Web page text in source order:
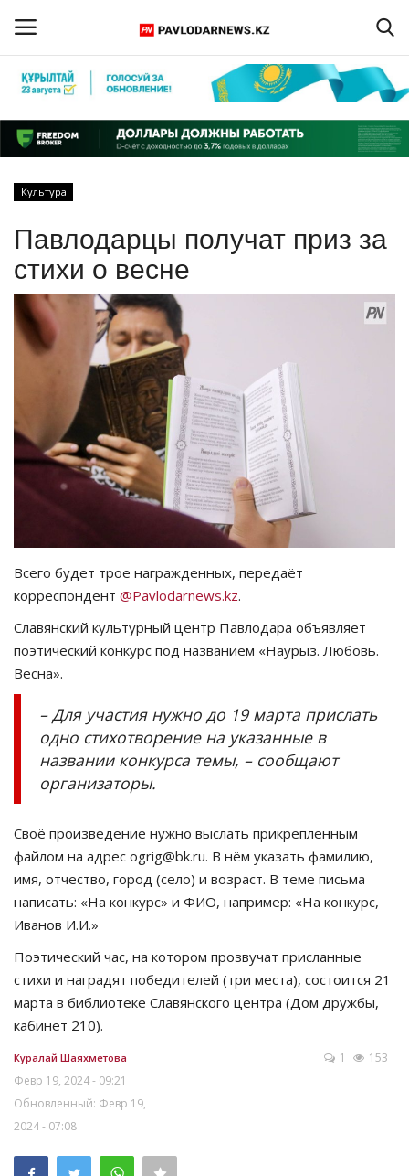
Регистрация
Главная
ПАВЛОДАРСКАЯ ОБЛАСТЬ
КАЗАХСТАН
МИР
СПЕЦПРОЕКТЫ
СПОРТ
Чек-лист
OFFICIAL
Курултай
Язык
Қазақша Русский
Культура
Павлодарцы получат приз за
стихи о весне
Всего будет трое награжденных, передаёт
корреспондент @Pavlodarnews.kz.
Славянский культурный центр Павлодара объявляет
поэтический конкурс под названием «Наурыз. Любовь.
Весна».
– Для участия нужно до 19 марта прислать
одно стихотворение на указанные в
названии конкурса темы, – сообщают
организаторы.
Своё произведение нужно выслать прикрепленным
файлом на адрес ogrig@bk.ru. В нём указать фамилию,
имя, отчество, город (село) и возраст. В теме письма
написать: «На конкурс» и ФИО, например: «На конкурс,
Иванов И.И.»
Поэтический час, на котором прозвучат присланные
стихи и наградят победителей (три места), состоится 21
марта в библиотеке Славянского центра (Дом дружбы,
кабинет 210).
Куралай Шаяхметова
Февр 19, 2024 - 09:21
Обновленный: Февр 19,
2024 - 07:08
1 153